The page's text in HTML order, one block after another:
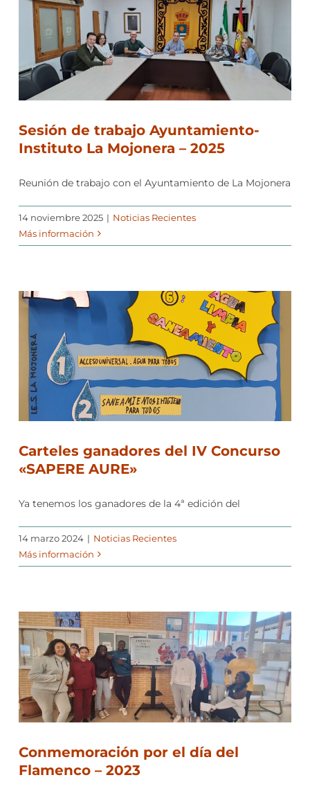
Sesión de trabajo Ayuntamiento-
Instituto La Mojonera – 2025
Reunión de trabajo con el Ayuntamiento de La Mojonera
14 noviembre 2025 | Noticias Recientes
Más información
Carteles ganadores del IV Concurso
«SAPERE AURE»
Ya tenemos los ganadores de la 4ª edición del
14 marzo 2024 | Noticias Recientes
Más información
Conmemoración por el día del
Flamenco – 2023